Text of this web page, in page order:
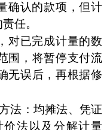
确认的款项，但计
任。
对已完成计量的数
围，将暂停支付流
无误后，再根据修
法：均摊法、凭证
法以及分解计量